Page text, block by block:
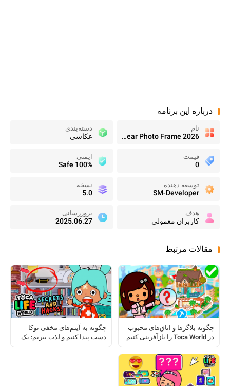
درباره این برنامه
نام
New Year Photo Frame 2026
دسته‌بندی
عکاسی
قیمت
0
ایمنی
100% Safe
توسعه دهنده
SM-Developer
نسخه
5.0
هدف
کاربران معمولی
بروزرسانی
2025.06.27
مقالات مرتبط
چگونه بلاگرها و اتاق‌های محبوب
در Toca World را بازآفرینی کنیم
چگونه به آیتم‌های مخفی توکا
دست پیدا کنیم و لذت ببریم: یک